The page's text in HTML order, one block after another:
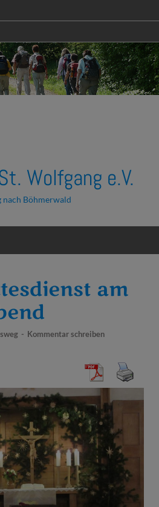
Wolfgang e.V.
nach Böhmerwald
am
- Kommentar schreiben